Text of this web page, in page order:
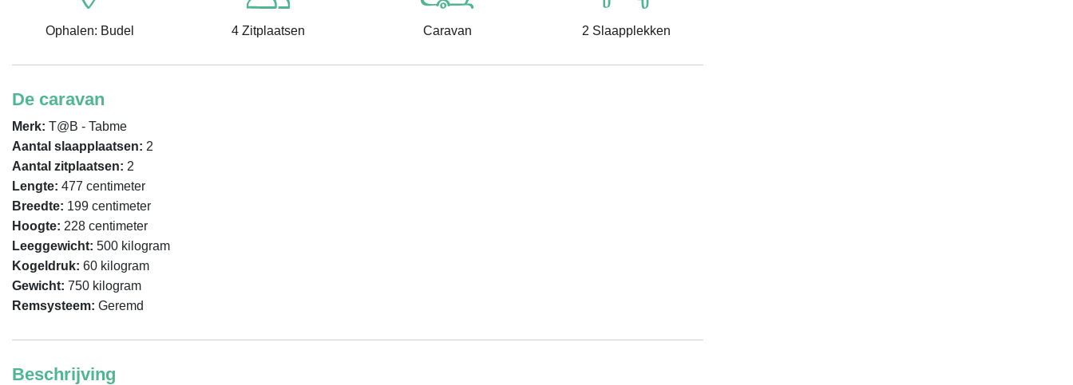
Ophalen: Budel 4 Zitplaatsen Caravan 2 Slaapplekken
De caravan
Merk: T@B - Tabme
Aantal slaapplaatsen: 2
Aantal zitplaatsen: 2
Lengte: 477 centimeter
Breedte: 199 centimeter
Hoogte: 228 centimeter
Leeggewicht: 500 kilogram
Kogeldruk: 60 kilogram
Gewicht: 750 kilogram
Remsysteem: Geremd
Beschrijving